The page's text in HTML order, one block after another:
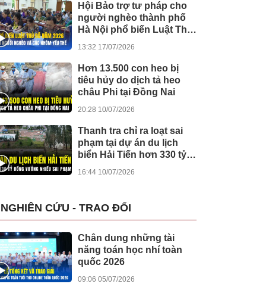
Hội Bảo trợ tư pháp cho
người nghèo thành phố
Hà Nội phổ biến Luật Thủ
13:32 17/07/2026
Hơn 13.500 con heo bị
tiêu hủy do dịch tả heo
châu Phi tại Đồng Nai
20:28 10/07/2026
Thanh tra chỉ ra loạt sai
phạm tại dự án du lịch
biển Hải Tiến hơn 330 tỷ
16:44 10/07/2026
NGHIÊN CỨU - TRAO ĐỔI
Chân dung những tài
năng toán học nhí toàn
quốc 2026
09:06 05/07/2026